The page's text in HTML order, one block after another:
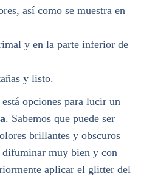
así como se muestra en
y en la parte inferior de
y listo.
opciones para lucir un
. Sabemos que puede ser
brillantes y obscuros
difuminar muy bien y con
aplicar el glitter del